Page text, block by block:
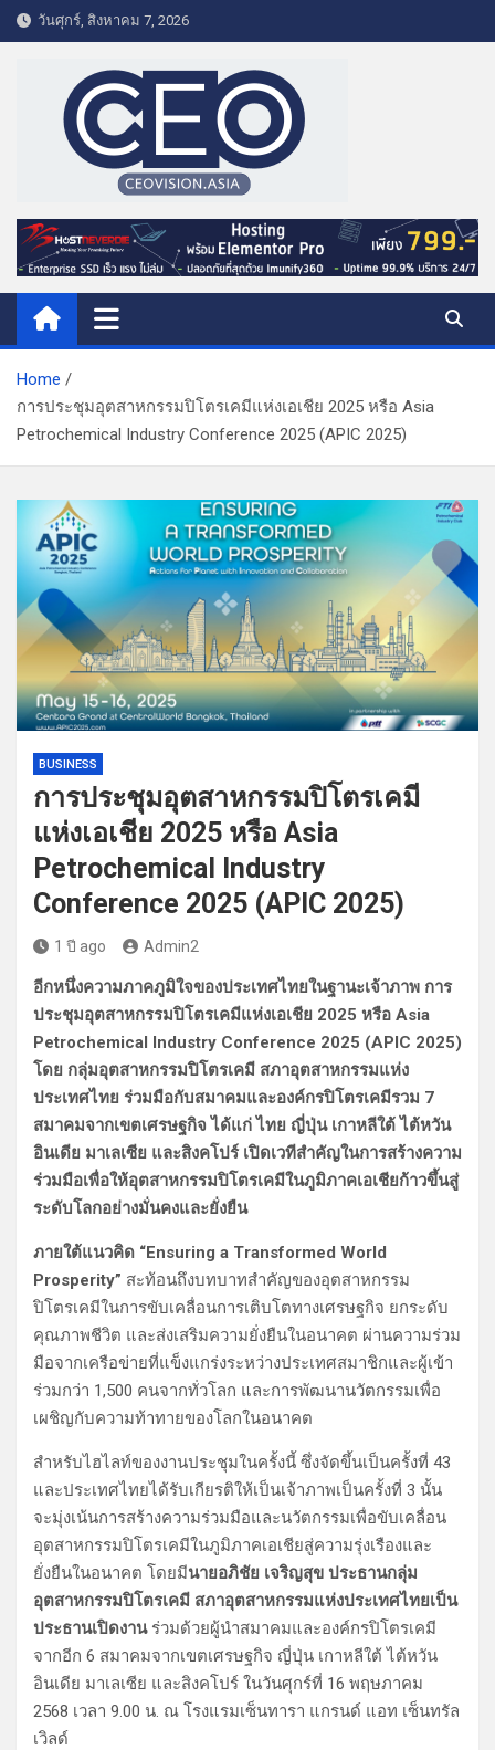
k
e
t
วันศุกร์, สิงหาคม 7, 2026
CEO VISION.ASIA
Business & Lifestyle
Home
การประชุมอุตสาหกรรมปิโตรเคมีแห่งเอเชีย 2025 หรือ Asia
Petrochemical Industry Conference 2025 (APIC 2025)
BUSINESS
การประชุมอุตสาหกรรมปิโตรเคมี
แห่งเอเชีย 2025 หรือ Asia
Petrochemical Industry
Conference 2025 (APIC 2025)
1 ปี ago Admin2
อีกหนึ่งความภาคภูมิใจของประเทศไทยในฐานะเจ้าภาพ การ
ประชุมอุตสาหกรรมปิโตรเคมีแห่งเอเชีย 2025 หรือ Asia
Petrochemical Industry Conference 2025 (APIC 2025)
โดย กลุ่มอุตสาหกรรมปิโตรเคมี สภาอุตสาหกรรมแห่ง
ประเทศไทย ร่วมมือกับสมาคมและองค์กรปิโตรเคมีรวม 7
สมาคมจากเขตเศรษฐกิจ ได้แก่ ไทย ญี่ปุ่น เกาหลีใต้ ไต้หวัน
อินเดีย มาเลเซีย และสิงคโปร์ เปิดเวทีสำคัญในการสร้างความ
ร่วมมือเพื่อให้อุตสาหกรรมปิโตรเคมีในภูมิภาคเอเชียก้าวขึ้นสู่
ระดับโลกอย่างมั่นคงและยั่งยืน
ภายใต้แนวคิด “Ensuring a Transformed World
Prosperity” สะท้อนถึงบทบาทสำคัญของอุตสาหกรรม
ปิโตรเคมีในการขับเคลื่อนการเติบโตทางเศรษฐกิจ ยกระดับ
คุณภาพชีวิต และส่งเสริมความยั่งยืนในอนาคต ผ่านความร่วม
มือจากเครือข่ายที่แข็งแกร่งระหว่างประเทศสมาชิกและผู้เข้า
ร่วมกว่า 1,500 คนจากทั่วโลก และการพัฒนานวัตกรรมเพื่อ
เผชิญกับความท้าทายของโลกในอนาคต
สำหรับไฮไลท์ของงานประชุมในครั้งนี้ ซึ่งจัดขึ้นเป็นครั้งที่ 43
และประเทศไทยได้รับเกียรติให้เป็นเจ้าภาพเป็นครั้งที่ 3 นั้น
จะมุ่งเน้นการสร้างความร่วมมือและนวัตกรรมเพื่อขับเคลื่อน
อุตสาหกรรมปิโตรเคมีในภูมิภาคเอเชียสู่ความรุ่งเรืองและ
ยั่งยืนในอนาคต โดยมีนายอภิชัย เจริญสุข ประธานกลุ่ม
อุตสาหกรรมปิโตรเคมี สภาอุตสาหกรรมแห่งประเทศไทยเป็น
ประธานเปิดงานร่วมด้วยผู้นำสมาคมและองค์กรปิโตรเคมี
จากอีก 6 สมาคมจากเขตเศรษฐกิจ ญี่ปุ่น เกาหลีใต้ ไต้หวัน
อินเดีย มาเลเซีย และสิงคโปร์ ในวันศุกร์ที่ 16 พฤษภาคม
2568 เวลา 9.00 น. ณ โรงแรมเซ็นทารา แกรนด์ แอท เซ็นทรัล
เวิลด์